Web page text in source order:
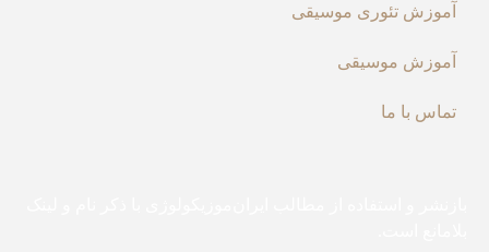
آموزش تئوری موسیقی
آموزش موسیقی
تماس با ما